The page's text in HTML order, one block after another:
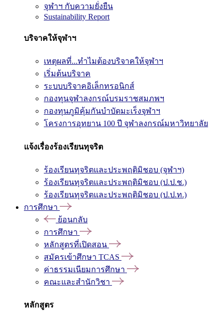
จุฬาฯ กับความยั่งยืน
Sustainability Report
บริจาคให้จุฬาฯ
เหตุผลที่...ทำไมต้องบริจาคให้จุฬาฯ
เริ่มต้นบริจาค
ระบบบริจาคอิเล็กทรอนิกส์
กองทุนจุฬาลงกรณ์บรมราชสมภพฯ
กองทุนภูมิคุ้มกันบำบัดมะเร็งจุฬาฯ
โครงการอุทยาน 100 ปี จุฬาลงกรณ์มหาวิทยาลัย
แจ้งเรื่องร้องเรียนทุจริต
ร้องเรียนทุจริตและประพฤติมิชอบ (จุฬาฯ)
ร้องเรียนทุจริตและประพฤติมิชอบ (ป.ป.ช.)
ร้องเรียนทุจริตและประพฤติมิชอบ (ป.ป.ท.)
การศึกษา
ย้อนกลับ
การศึกษา
หลักสูตรที่เปิดสอน
สมัครเข้าศึกษา TCAS
ค่าธรรมเนียมการศึกษา
คณะและสำนักวิชา
หลักสูตร